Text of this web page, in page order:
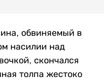
обвиняемый в
насилии над
скончался
толпа жестоко